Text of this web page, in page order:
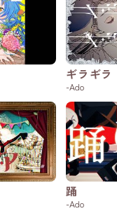
ギラギラ
-Ado
踊
-Ado